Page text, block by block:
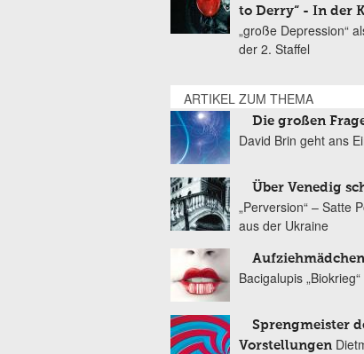
to Derry“ - In der
„große Depression“
der 2. Staffel
ARTIKEL ZUM THEMA
Die großen
David Brin geht ans
Über Venedig
„Perversion“ – Satte
aus der Ukraine
Bacigalupis „Biokrieg“
Sprengmeister
Vorstellungen